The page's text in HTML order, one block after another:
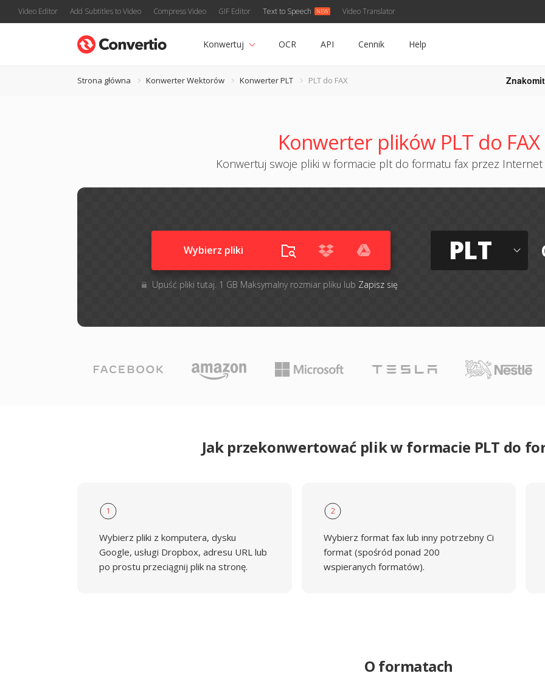
Video Editor Add Subtitles to Video Compress Video GIF Editor Text to Speech Video Translator
Konwertuj OCR API Cennik Help
Strona główna Konwerter Wektorów Konwerter PLT PLT do FAX
Konwerter plików PLT do FAX
Konwertuj swoje pliki w formacie plt do formatu fax przez Internet
Wybierz pliki
Upuść pliki tutaj. 1 GB Maksymalny rozmiar pliku lub Zapisz się
PLT
Jak przekonwertować plik w formacie PLT do
1
Wybierz pliki z komputera, dysku
Google, usługi Dropbox, adresu URL lub
po prostu przeciągnij plik na stronę.
2
Wybierz format fax lub inny potrzebny Ci
format (spośród ponad 200
wspieranych formatów).
O formatach